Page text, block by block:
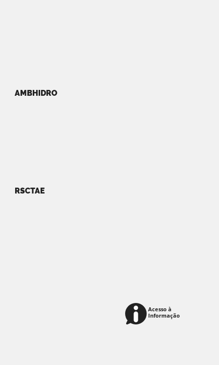
AMBHIDRO
RSCTAE